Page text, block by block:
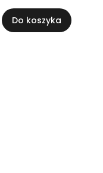
Do koszyka